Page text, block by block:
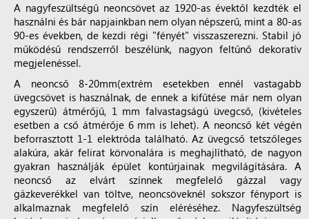
A nagyfeszültségű neoncsövet az 1920-as évektől kezdték el
használni és bár napjainkban nem olyan népszerű, mint a 80-as
90-es években, de kezdi régi "fényét" visszaszerezni. Stabil jó
működésű rendszerről beszélünk, nagyon feltűnő dekoratív
megjelenéssel.
A neoncső 8-20mm(extrém esetekben ennél vastagabb
üvegcsövet is használnak, de ennek a kifűtése már nem olyan
egyszerű) átmérőjű, 1 mm falvastagságú üvegcső, (kivételes
esetben a cső átmérője 6 mm is lehet). A neoncső két végén
beforrasztott 1-1 elektróda található. Az üvegcső tetszőleges
alakúra, akár felirat körvonalára is meghajlítható, de nagyon
gyakran használják épület kontúrjainak megvilágítására. A
neoncső az elvárt színnek megfelelő gázzal vagy
gázkeverékkel van töltve, neoncsöveknél sokszor fényport is
alkalmaznak megfelelő szín eléréséhez. Nagyfeszültség